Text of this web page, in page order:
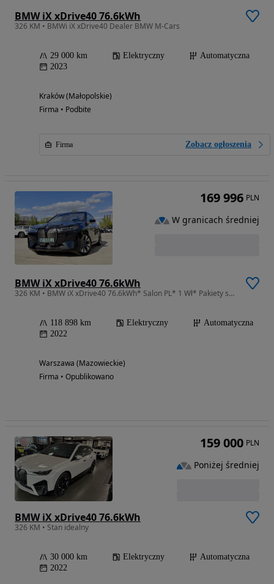
BMW iX xDrive40 76.6kWh
326 KM • BMWi iX xDrive40 Dealer BMW M-Cars
29 000 km Elektryczny
Automatyczna
2023
Kraków (Małopolskie)
Firma • Podbite
Firma Zobacz ogłoszenia
BMW iX xDrive40 76.6kWh
326 KM • BMW iX xDrive40 76.6kWh* Salon PL* 1 Wł* Pakiety serwisowe* Masaże*
118 898 km Elektryczny
Automatyczna
2022
Warszawa (Mazowieckie)
Firma • Opublikowano
169 996 PLN
W granicach średniej
BMW iX xDrive40 76.6kWh
326 KM • Stan idealny
30 000 km Elektryczny
Automatyczna
2022
159 000 PLN
Poniżej średniej